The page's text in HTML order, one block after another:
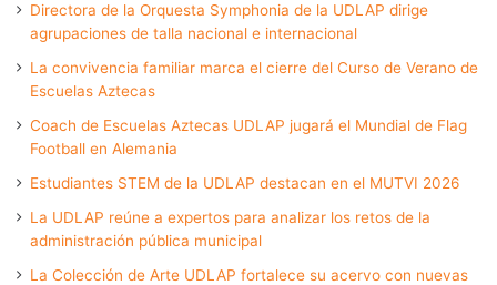
Directora de la Orquesta Symphonia de la UDLAP dirige
agrupaciones de talla nacional e internacional
La convivencia familiar marca el cierre del Curso de Verano de
Escuelas Aztecas
Coach de Escuelas Aztecas UDLAP jugará el Mundial de Flag
Football en Alemania
Estudiantes STEM de la UDLAP destacan en el MUTVI 2026
La UDLAP reúne a expertos para analizar los retos de la
administración pública municipal
La Colección de Arte UDLAP fortalece su acervo con nuevas